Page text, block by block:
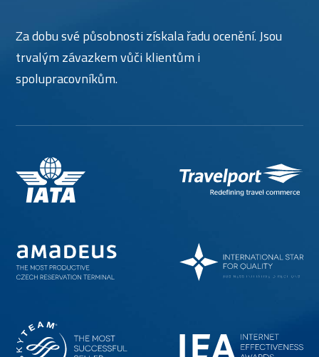
Za dobu své působnosti získala řadu ocenění. Jsou
trvalým závazkem vůči klientům i
spolupracovníkům.